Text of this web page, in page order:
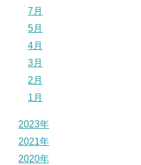
7月
5月
4月
3月
2月
1月
2023年
2021年
2020年